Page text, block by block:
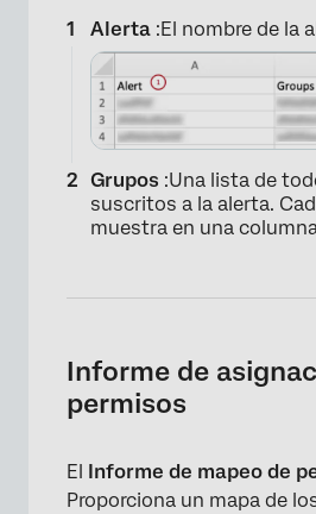
Alerta :El nombre de la
Grupos :Una lista de
suscritos a la alerta.
muestra en una
Informe de
permisos
El
Informe de mapeo de
Proporciona un mapa de